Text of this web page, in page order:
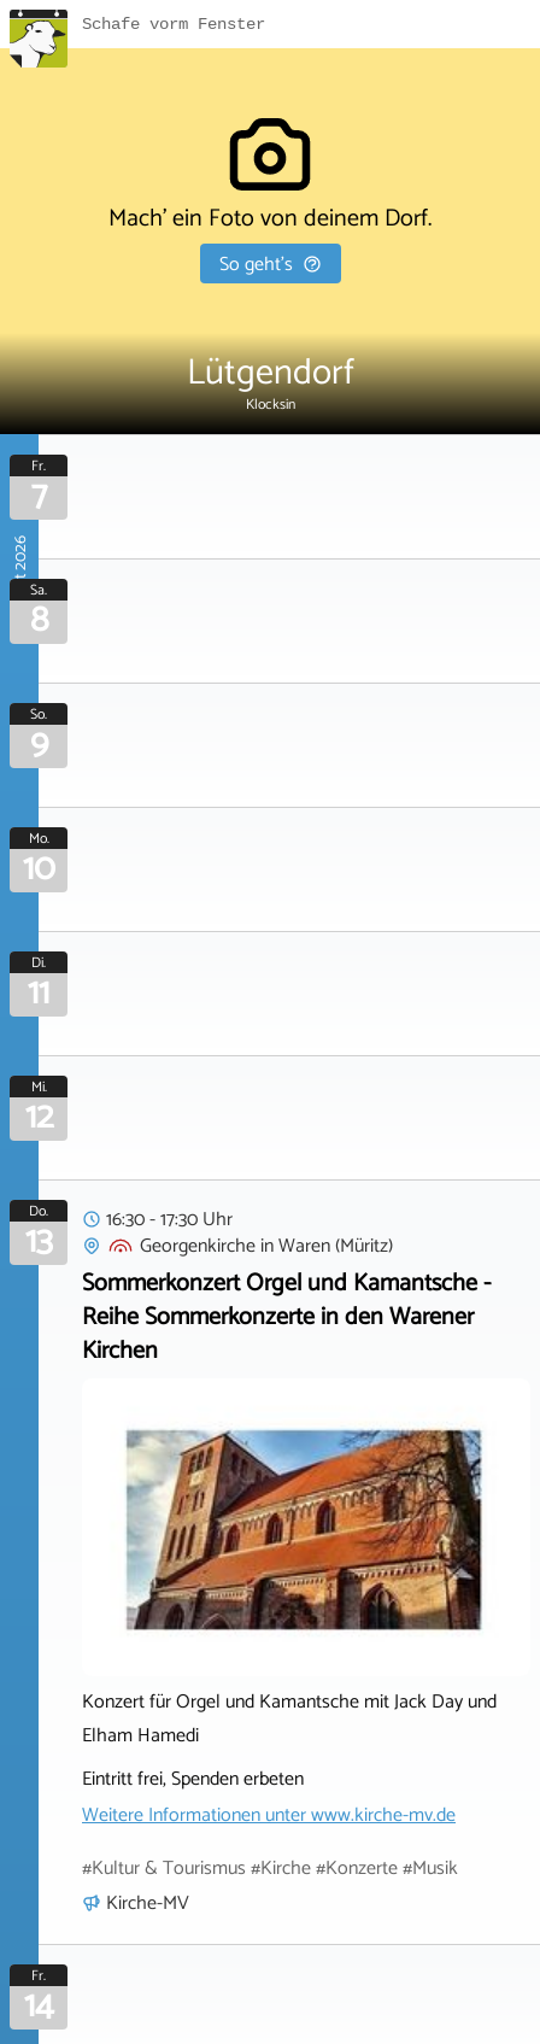
Schafe vorm Fenster
Mach' ein Foto von deinem Dorf.
So geht's
Lütgendorf
Klocksin
August 2026
Fr.
7
Sa.
8
So.
9
Mo.
10
Di.
11
Mi.
12
Do.
13
16:30 - 17:30 Uhr
GeorgenkircheinWaren (Müritz)
Sommerkonzert Orgel und Kamantsche -
Reihe Sommerkonzerte in den Warener
Kirchen
Konzert für Orgel und Kamantsche mit Jack Day und
Elham Hamedi
Eintritt frei, Spenden erbeten
Weitere Informationen unterwww.kirche-mv.de
#Kultur & Tourismus #Kirche #Konzerte #Musik
Kirche-MV
Fr.
14